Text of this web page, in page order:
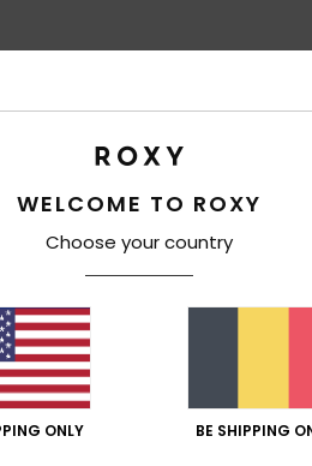
WELCOME TO ROXY
Choose your country
ONLY BE SHIPPING